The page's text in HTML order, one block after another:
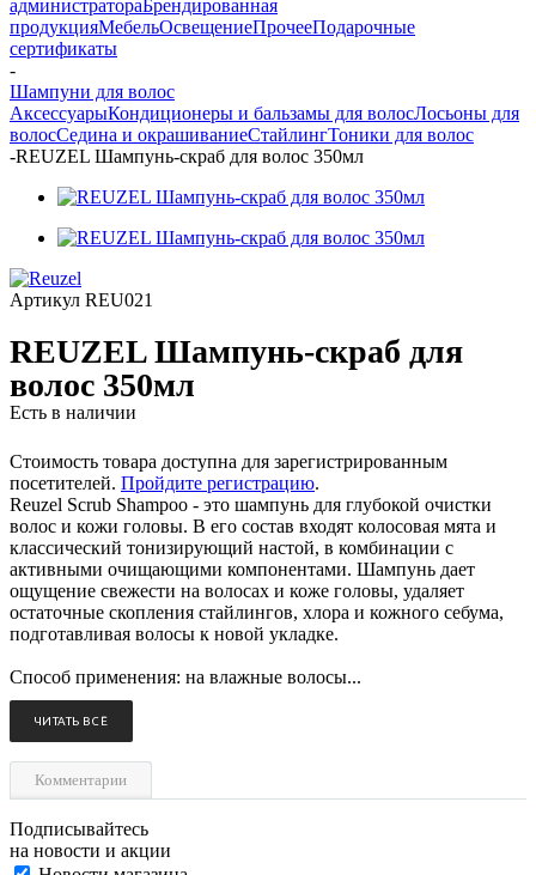
администратораБрендированная
продукцияМебельОсвещениеПрочееПодарочные
сертификаты
-
Шампуни для волос
АксессуарыКондиционеры и бальзамы для волосЛосьоны для
волосСедина и окрашиваниеСтайлингТоники для волос
-REUZEL Шампунь-скраб для волос 350мл
Артикул REU021
REUZEL Шампунь-скраб для
волос 350мл
Есть в наличии
Стоимость товара доступна для зарегистрированным
посетителей. Пройдите регистрацию.
Reuzel Scrub Shampoo - это шампунь для глубокой очистки
волос и кожи головы. В его состав входят колосовая мята и
классический тонизирующий настой, в комбинации с
активными очищающими компонентами. Шампунь дает
ощущение свежести на волосах и коже головы, удаляет
остаточные скопления стайлингов, хлора и кожного себума,
подготавливая волосы к новой укладке.
Способ применения: на влажные волосы...
ЧИТАТЬ ВСЁ
Комментарии
Подписывайтесь
на новости и акции